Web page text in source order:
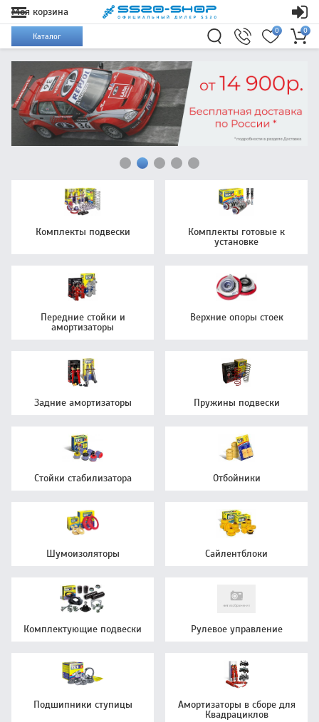
Моя корзина
Каталог
0
0
Комплекты подвески
Комплекты готовые к
установке
Передние стойки и
амортизаторы
Верхние опоры стоек
Задние амортизаторы Пружины подвески
Стойки стабилизатора Отбойники
Шумоизоляторы Сайлентблоки
Комплектующие подвески Рулевое управление
Подшипники ступицы
Амортизаторы в сборе для
Квадрациклов